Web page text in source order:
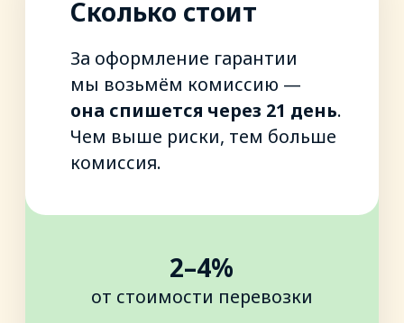
Оба участника сделки
работают на ATI.SU
Документы на перевозку
заполнены в соответствии